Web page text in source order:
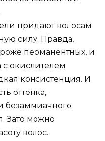
придают волосам
силу. Правда,
перманентных, и
окислителем
консистенция. И
оттенка,
безаммиачного
Зато можно
волос.